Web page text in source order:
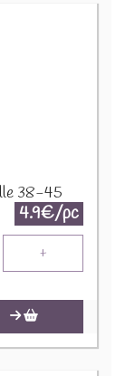
38-45
4.9€/pc
+